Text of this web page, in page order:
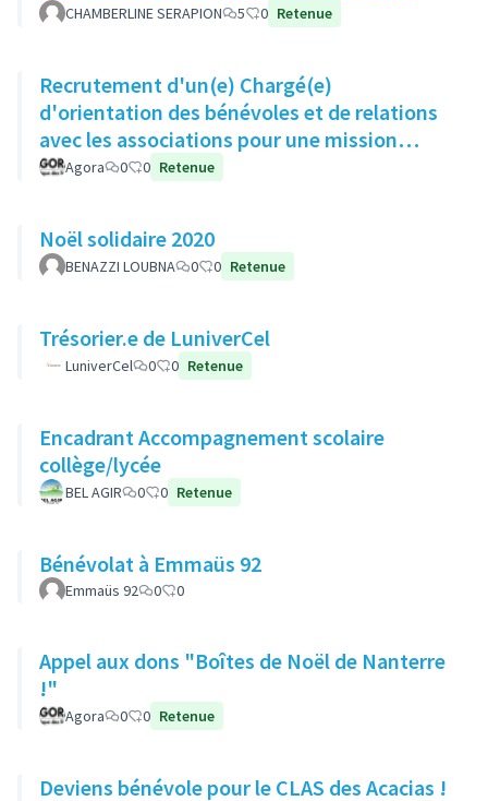
CHAMBERLINE SERAPION 5 0 Retenue
Recrutement d'un(e) Chargé(e)
d'orientation des bénévoles et de relations
avec les associations pour une mission
bénévole
Agora 0 0 Retenue
Noël solidaire 2020
BENAZZI LOUBNA 0 0 Retenue
Trésorier.e de LuniverCel
LuniverCel 0 0 Retenue
Encadrant Accompagnement scolaire
collège/lycée
BEL AGIR 0 0 Retenue
Bénévolat à Emmaüs 92
Emmaüs 92 0 0
Appel aux dons "Boîtes de Noël de Nanterre
!"
Agora 0 0 Retenue
Deviens bénévole pour le CLAS des Acacias !